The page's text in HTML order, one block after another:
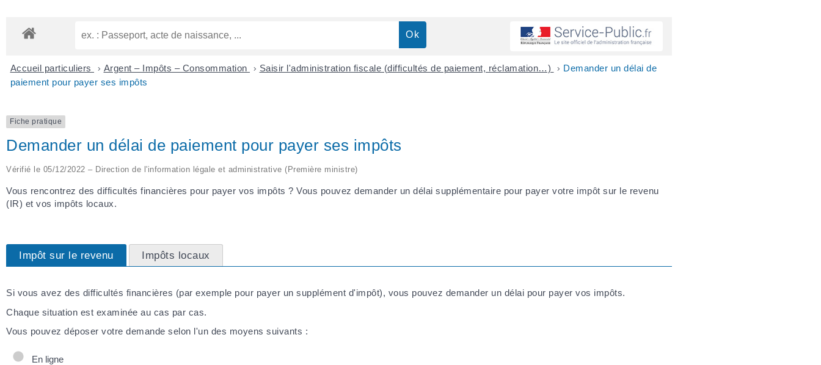
Accueil particuliers > Argent – Impôts – Consommation > Saisir l'administration fiscale (difficultés de paiement, réclamation…) > Demander un délai de
paiement pour payer ses impôts
Fiche pratique
Demander un délai de paiement pour payer ses impôts
Vérifié le 05/12/2022 – Direction de l'information légale et administrative (Première ministre)
Vous rencontrez des difficultés financières pour payer vos impôts ? Vous pouvez demander un délai supplémentaire pour payer votre impôt sur le revenu
(IR) et vos impôts locaux.
Impôt sur le revenu Impôts locaux
Si vous avez des difficultés financières (par exemple pour payer un supplément d'impôt), vous pouvez demander un délai pour payer vos impôts.
Chaque situation est examinée au cas par cas.
Vous pouvez déposer votre demande selon l'un des moyens suivants :
En ligne